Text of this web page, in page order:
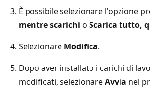
È possibile selezionare l'opzione
mentre scarichi o Scarica tutto,
Selezionare Modifica.
Dopo aver installato i carichi di
modificati, selezionareAvvia nel